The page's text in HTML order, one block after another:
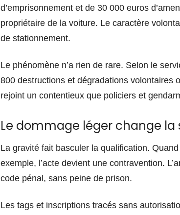
d’emprisonnement et de 30 000 euros
propriétaire de la voiture. Le caractère
de stationnement.
Le phénomène n’a rien de rare. Selon le
800 destructions et dégradations volontaires
rejoint un contentieux que policiers et
Le dommage léger change la
La gravité fait basculer la qualification.
exemple, l’acte devient une contravention.
code pénal, sans peine de prison.
Les tags et inscriptions tracés sans